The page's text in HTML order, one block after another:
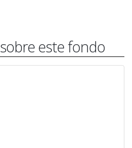
sobre este fondo